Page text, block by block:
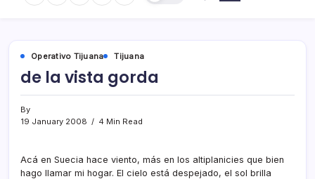
Operativo Tijuana Tijuana
de la vista gorda
By
19 January 2008
4 Min Read
Acá en Suecia hace viento, más en los altiplanicies que bien
hago llamar mi hogar. El cielo está despejado, el sol brilla